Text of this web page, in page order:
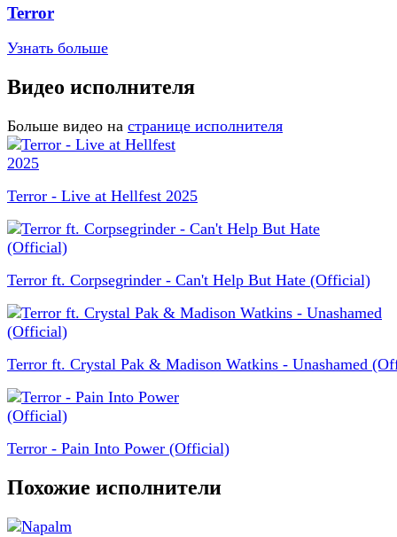
Terror
Узнать больше
Видео исполнителя
Больше видео на странице исполнителя
Terror - Live at Hellfest 2025
Terror ft. Corpsegrinder - Can't Help But Hate (Official)
Terror ft. Crystal Pak & Madison Watkins - Unashamed
Terror - Pain Into Power (Official)
Похожие исполнители